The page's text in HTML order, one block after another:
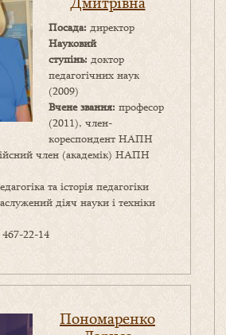
Посада: директор
Науковий
ступінь: доктор
педагогічних наук
(2009)
Вчене звання: професор
(2011), член-
кореспондент НАПН
член (академік) НАПН
та історія педагогіки
діяч науки і техніки
22-14
Пономаренко